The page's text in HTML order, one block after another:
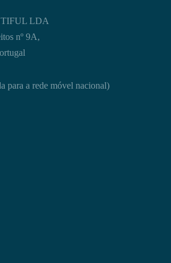
LDA
nº 9A,
para a rede móvel nacional)